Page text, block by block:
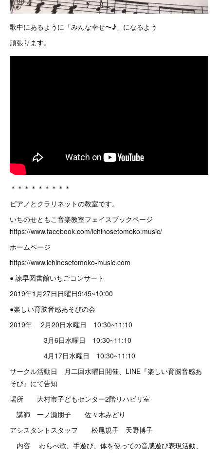
歌中にあるように「みんな幸せ〜♪」になるよう
頑張ります。
＊＊＊＊＊＊＊＊＊
ピアノとクラリネットの教室です。
いちのせともこ音楽教室フェイスブックページ
https://www.facebook.com/ichinosetomoko.music/
ホームページ
https://www.ichinosetomoko-music.com
● 諫早図書館いちごコンサート
2019年1月27日日曜日9:45~10:00
●楽しい育脳音感あそびの会
2019年 2月20日水曜日 10:30~11:10
3月6日水曜日 10:30~11:10
4月17日水曜日 10:30~11:10
サークル活動日 月二回水曜日開催、LINE『楽しい育脳音感あ
そび』にて告知
場所 大村市子どもセンター2階リハビリ室
講師 一ノ瀬朋子 佐々木みどり
アシスタントスタッフ 松尾規子 天野博子
内容 わらべ歌、手遊び、体を使っての音感遊び表現活動、